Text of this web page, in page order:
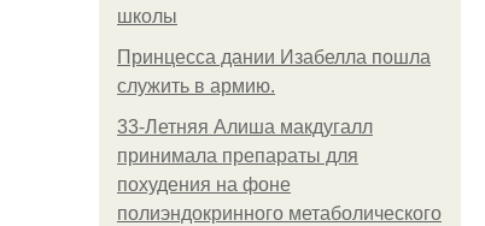
школы
Принцесса дании Изабелла пошла
служить в армию.
33-Летняя Алиша макдугалл
принимала препараты для
похудения на фоне
полиэндокринного метаболического